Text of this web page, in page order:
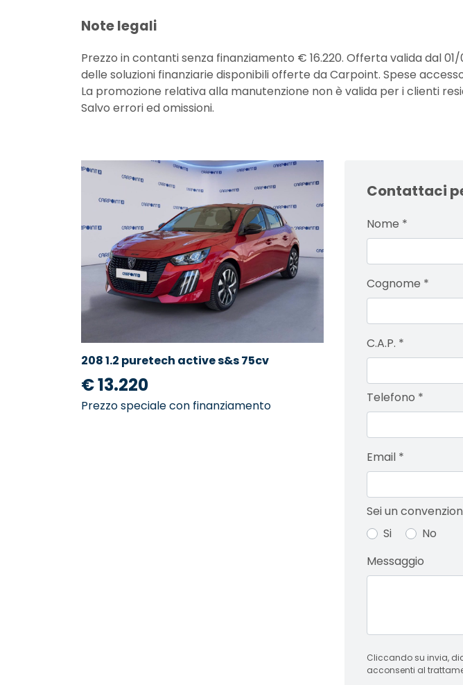
Note legali
Prezzo in contanti senza finanziamento € 16.220. Offerta valida dal
delle soluzioni finanziarie disponibili offerte da Carpoint. Spese
La promozione relativa alla manutenzione non è valida per i clienti
Salvo errori ed omissioni.
208 1.2 puretech active s&s 75cv
€ 13.220
Prezzo speciale con finanziamento
Contattaci
Nome *
Cognome *
C.A.P. *
Telefono *
Email *
Sei un
Si
No
Messaggio
Cliccando su invia,
acconsenti al